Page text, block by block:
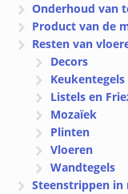
Onderhoud van
Product van de
Resten van
Decors
Keukentegels
Listels en
Mozaïek
Plinten
Vloeren
Wandtegels
Steenstrippen in